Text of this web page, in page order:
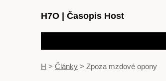
H7O Časopis Host
H > Články > Zpoza mzdové opony